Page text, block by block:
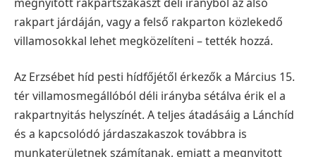
rakpart járdáján, vagy a felső rakparton közlekedő
villamosokkal lehet megközelíteni – tették hozzá.
Az Erzsébet híd pesti hídfőjétől érkezők a Március 15.
tér villamosmegállóból déli irányba sétálva érik el a
rakpartnyitás helyszínét. A teljes átadásáig a Lánchíd
és a kapcsolódó járdaszakaszok továbbra is
munkaterületnek számítanak, emiatt a megnyitott